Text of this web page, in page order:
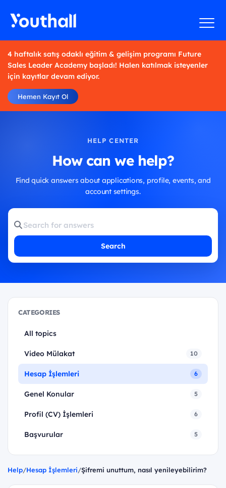
4 haftalık satış odaklı eğitim & gelişim programı Future
Sales Leader Academy başladı! Halen katılmak isteyenler
için kayıtlar devam ediyor.
Hemen Kayıt Ol
HELP CENTER
How can we help?
Find quick answers about applications, profile, events, and
account settings.
answers
Search
CATEGORIES
All topics
Video Mülakat 10
Hesap İşlemleri 6
Genel Konular 5
Profil (CV) İşlemleri 6
Başvurular 5
Help/Hesap İşlemleri/Şifremi unuttum, nasıl yenileyebilirim?